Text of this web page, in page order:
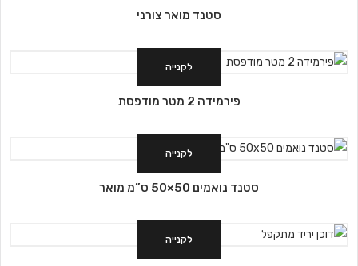
סטנד מואר צורני
לקנייה
פירמידה 2 מטר מודפסת
לקנייה
סטנד נואמים 50×50 ס”מ מואר
לקנייה